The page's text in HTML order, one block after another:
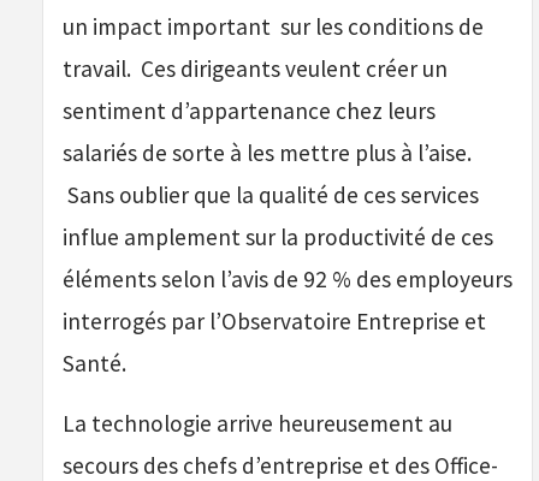
un impact important sur les conditions de
travail. Ces dirigeants veulent créer un
sentiment d’appartenance chez leurs
salariés de sorte à les mettre plus à l’aise.
Sans oublier que la qualité de ces services
influe amplement sur la productivité de ces
éléments selon l’avis de 92 % des employeurs
interrogés par l’Observatoire Entreprise et
Santé.
La technologie arrive heureusement au
secours des chefs d’entreprise et des Office-